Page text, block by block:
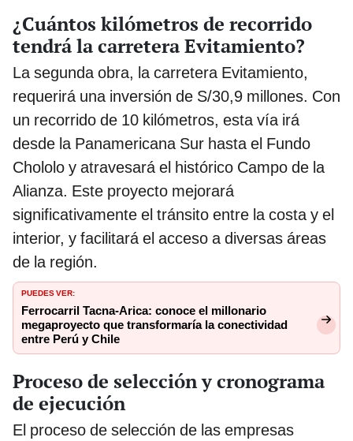
¿Cuántos kilómetros de recorrido
tendrá la carretera Evitamiento?
La segunda obra, la carretera Evitamiento,
requerirá una inversión de S/30,9 millones. Con
un recorrido de 10 kilómetros, esta vía irá
desde la Panamericana Sur hasta el Fundo
Chololo y atravesará el histórico Campo de la
Alianza. Este proyecto mejorará
significativamente el tránsito entre la costa y el
interior, y facilitará el acceso a diversas áreas
de la región.
PUEDES VER:
Ferrocarril Tacna-Arica: conoce el millonario
megaproyecto que transformaría la conectividad
entre Perú y Chile
Proceso de selección y cronograma
de ejecución
El proceso de selección de las empresas